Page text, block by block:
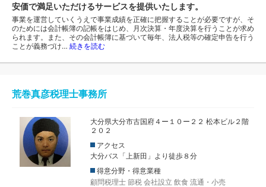
安価で満足いただけるサービスを提供いたします。
事業を運営していくうえで事業成績を正確に把握することが必要ですが、そ
のためには会計帳簿の記帳をはじめ、月次決算・年度決算を行うことが求め
られます。また、その会計帳簿に基づいて毎年、法人税等の確定申告を行う
ことが義務づけ… 続きを読む
荒巻真彦税理士事務所
大分県大分市古国府４ー１０ー２２ 松本ビル２階
２０２
アクセス
大分バス「上新田」より徒歩８分
得意分野・得意業種
顧問税理士 節税 会社設立 飲食 流通・小売